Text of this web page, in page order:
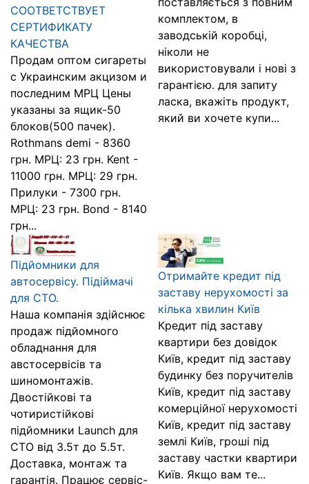
СООТВЕТСТВУЕТ
СЕРТИФИКАТУ
КАЧЕСТВА
Продам оптом сигареты
с Украинским акцизом и
последним МРЦ Цены
указаны за ящик-50
блоков(500 пачек).
Rothmans demi - 8360
грн. МРЦ: 23 грн. Kent -
11000 грн. МРЦ: 29 грн.
Прилуки - 7300 грн.
МРЦ: 23 грн. Bond - 8140
грн...
комплектом, в
заводській коробці,
ніколи не
використовували і нові з
гарантією. для запиту
ласка, вкажіть продукт,
який ви хочете купи...
Підйомники для
автосервісу. Підіймачі
для СТО.
Наша компанія здійснює
продаж підйомного
обладнання для
австосервісів та
шиномонтажів.
Двостійкові та
чотиристійкові
підйомники Launch для
СТО від 3.5т до 5.5т.
Доставка, монтаж та
гарантія. Працює сервіс-
Отримайте кредит під
заставу нерухомості за
кілька хвилин Київ
Кредит під заставу
квартири без довідок
Київ, кредит під заставу
будинку без поручителів
Київ, кредит під заставу
комерційної нерухомості
Київ, кредит під заставу
землі Київ, гроші під
заставу частки квартири
Київ. Якщо вам те...